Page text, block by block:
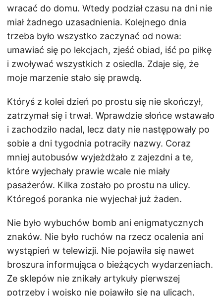
wracać do domu. Wtedy podział czasu na dni nie
miał żadnego uzasadnienia. Kolejnego dnia
trzeba było wszystko zaczynać od nowa:
umawiać się po lekcjach, zjeść obiad, iść po piłkę
i zwoływać wszystkich z osiedla. Zdaje się, że
moje marzenie stało się prawdą.
Któryś z kolei dzień po prostu się nie skończył,
zatrzymał się i trwał. Wprawdzie słońce wstawało
i zachodziło nadal, lecz daty nie następowały po
sobie a dni tygodnia potraciły nazwy. Coraz
mniej autobusów wyjeżdżało z zajezdni a te,
które wyjechały prawie wcale nie miały
pasażerów. Kilka zostało po prostu na ulicy.
Któregoś poranka nie wyjechał już żaden.
Nie było wybuchów bomb ani enigmatycznych
znaków. Nie było ruchów na rzecz ocalenia ani
wystąpień w telewizji. Nie pojawiła się nawet
broszura informująca o bieżących wydarzeniach.
Ze sklepów nie znikały artykuły pierwszej
potrzeby i wojsko nie pojawiło się na ulicach.